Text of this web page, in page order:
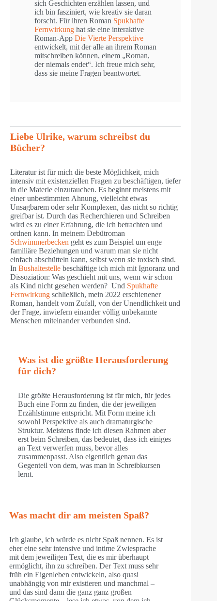
sich Geschichten erzählen lassen, und
ich bin fasziniert, wie kreativ sie daran
forscht. Für ihren Roman Spukhafte
Fernwirkung hat sie eine interaktive
Roman-App Die Vierte Perspektive
entwickelt, mit der alle an ihrem Roman
mitschreiben können, einem „Roman,
der niemals endet“. Ich freue mich sehr,
dass sie meine Fragen beantwortet.
Liebe Ulrike, warum schreibst du
Bücher?
Literatur ist für mich die beste Möglichkeit, mich
intensiv mit existenziellen Fragen zu beschäftigen, tiefer
in die Materie einzutauchen. Es beginnt meistens mit
einer unbestimmten Ahnung, vielleicht etwas
Unsagbarem oder sehr Komplexen, das nicht so richtig
greifbar ist. Durch das Recherchieren und Schreiben
wird es zu einer Erfahrung, die ich betrachten und
ordnen kann. In meinem Debütroman
Schwimmerbecken geht es zum Beispiel um enge
familiäre Beziehungen und warum man sie nicht
einfach abschütteln kann, selbst wenn sie toxisch sind.
In Bushaltestelle beschäftige ich mich mit Ignoranz und
Dissoziation: Was geschieht mit uns, wenn wir schon
als Kind nicht gesehen werden? Und Spukhafte
Fernwirkung schließlich, mein 2022 erschienener
Roman, handelt vom Zufall, von der Unendlichkeit und
der Frage, inwiefern einander völlig unbekannte
Menschen miteinander verbunden sind.
Was ist die größte Herausforderung
für dich?
Die größte Herausforderung ist für mich, für jedes
Buch eine Form zu finden, die der jeweiligen
Erzählstimme entspricht. Mit Form meine ich
sowohl Perspektive als auch dramaturgische
Struktur. Meistens finde ich diesen Rahmen aber
erst beim Schreiben, das bedeutet, dass ich einiges
an Text verwerfen muss, bevor alles
zusammenpasst. Also eigentlich genau das
Gegenteil von dem, was man in Schreibkursen
lernt.
Was macht dir am meisten Spaß?
Ich glaube, ich würde es nicht Spaß nennen. Es ist
eher eine sehr intensive und intime Zwiesprache
mit dem jeweiligen Text, die es mir überhaupt
ermöglicht, ihn zu schreiben. Der Text muss sehr
früh ein Eigenleben entwickeln, also quasi
unabhängig von mir existieren und manchmal –
und das sind dann die ganz ganz großen